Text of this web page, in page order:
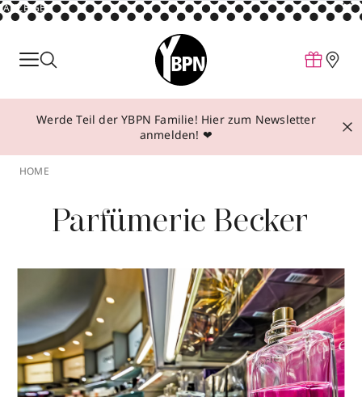
ANZEIGE
Parfum
Make-up
Behandlungen
Über YBPN
Aktionen
Storefinder
Werde Teil der YBPN Familie! Hier zum Newsletter
anmelden! ❤
HOME
Parfümerie Becker